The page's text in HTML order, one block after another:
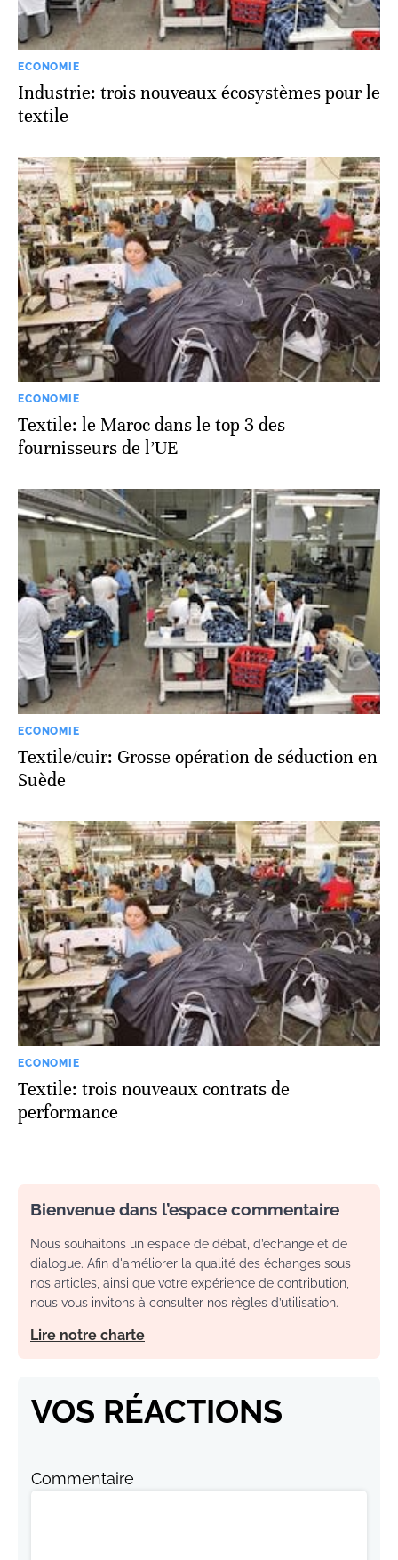
ECONOMIE
Industrie: trois nouveaux écosystèmes pour le
textile
ECONOMIE
Textile: le Maroc dans le top 3 des
fournisseurs de l’UE
ECONOMIE
Textile/cuir: Grosse opération de séduction en
Suède
ECONOMIE
Textile: trois nouveaux contrats de
performance
Bienvenue dans l’espace commentaire
Nous souhaitons un espace de débat, d’échange et de
dialogue. Afin d'améliorer la qualité des échanges sous
nos articles, ainsi que votre expérience de contribution,
nous vous invitons à consulter nos règles d’utilisation.
Lire notre charte
VOS RÉACTIONS
Commentaire